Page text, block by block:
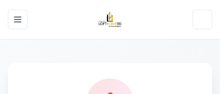
Toggle navigation menu